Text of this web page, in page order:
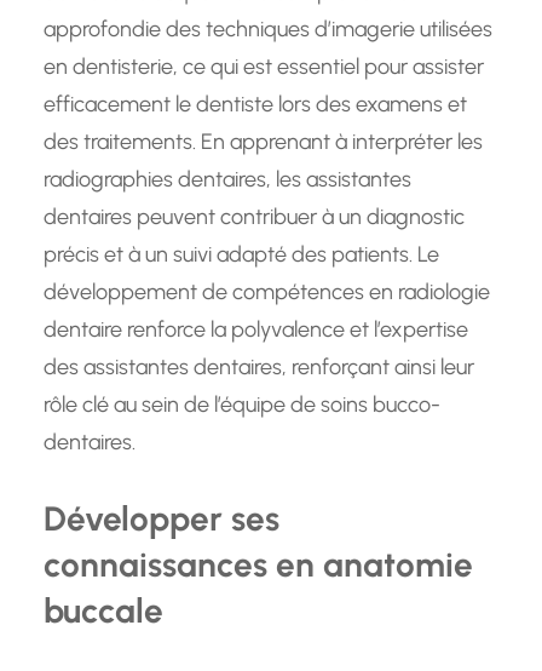
approfondie des techniques d’imagerie utilisées
en dentisterie, ce qui est essentiel pour assister
efficacement le dentiste lors des examens et
des traitements. En apprenant à interpréter les
radiographies dentaires, les assistantes
dentaires peuvent contribuer à un diagnostic
précis et à un suivi adapté des patients. Le
développement de compétences en radiologie
dentaire renforce la polyvalence et l’expertise
des assistantes dentaires, renforçant ainsi leur
rôle clé au sein de l’équipe de soins bucco-
dentaires.
Développer ses
connaissances en anatomie
buccale